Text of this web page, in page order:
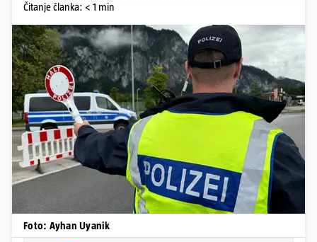
Čitanje članka: < 1 min
Foto: Ayhan Uyanik